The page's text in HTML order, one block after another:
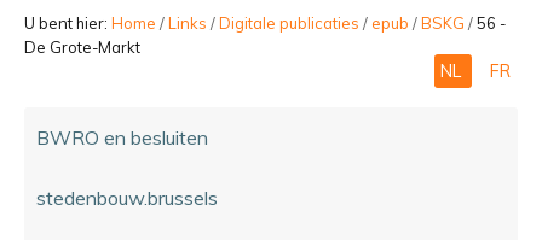
BELEVEN
zoeken...
U bent hier: Home /Links /Digitale publicaties / epub /BSKG /56 -
De Grote-Markt
NL FR
BWRO en besluiten
stedenbouw.brussels